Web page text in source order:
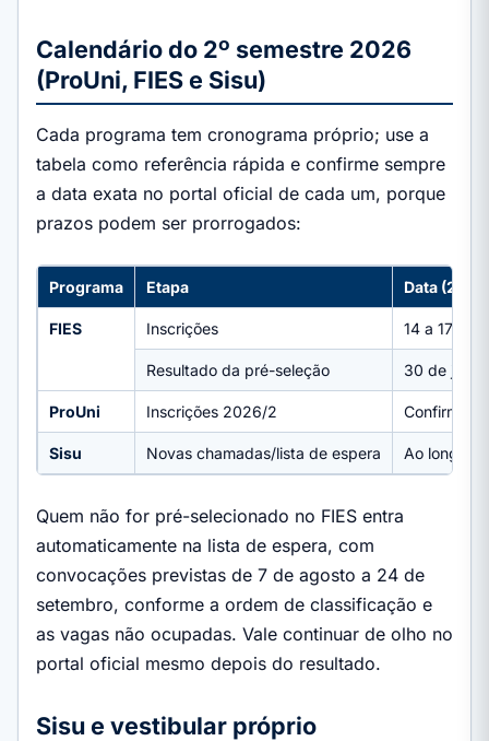
Calendário do 2º semestre 2026
(ProUni, FIES e Sisu)
Cada programa tem cronograma próprio; use a
tabela como referência rápida e confirme sempre
a data exata no portal oficial de cada um, porque
prazos podem ser prorrogados:
Programa Etapa Data
FIES Inscrições 14 a 17 de
Resultado da pré-seleção 30 de julho
ProUni Inscrições 2026/2 Confirme o
Sisu Novas chamadas/lista de espera Ao longo
Quem não for pré-selecionado no FIES entra
automaticamente na lista de espera, com
convocações previstas de 7 de agosto a 24 de
setembro, conforme a ordem de classificação e
as vagas não ocupadas. Vale continuar de olho no
portal oficial mesmo depois do resultado.
Sisu e vestibular próprio